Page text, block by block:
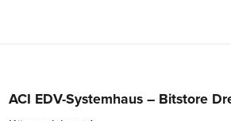
ACI EDV-Systemhaus – Bitstore